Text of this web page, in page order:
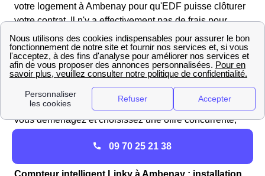
votre logement à Ambenay pour qu'EDF puisse clôturer
votre contrat. Il n'y a effectivement pas de frais pour
résilier un contrat à l'électricité d'EDF, vous n'aurez qu'à
régler une facture de régularisation, ce qui est tout à fait
normal lors de la fermeture d'un contrat d'électricité dans
le 27250 et dans toute la France. Mais quand est-ce que
vous devez résilier ce contrat ? C'est vous qui
choisissez, lorsque vous changez de fournisseur ou que
vous déménagez et choisissez une offre concurrente,
09 70 25 21 38